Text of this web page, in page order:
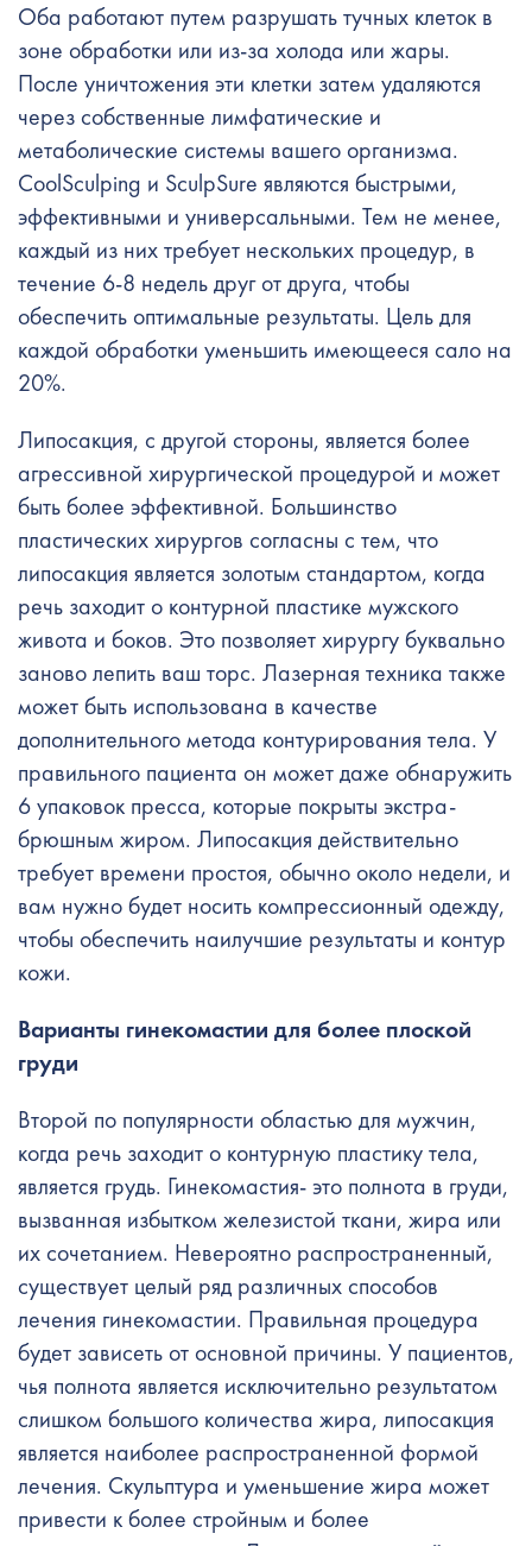
Оба работают путем разрушать тучных клеток в
зоне обработки или из-за холода или жары.
После уничтожения эти клетки затем удаляются
через собственные лимфатические и
метаболические системы вашего организма.
CoolSculping и SculpSure являются быстрыми,
эффективными и универсальными. Тем не менее,
каждый из них требует нескольких процедур, в
течение 6-8 недель друг от друга, чтобы
обеспечить оптимальные результаты. Цель для
каждой обработки уменьшить имеющееся сало на
20%.
Липосакция, с другой стороны, является более
агрессивной хирургической процедурой и может
быть более эффективной. Большинство
пластических хирургов согласны с тем, что
липосакция является золотым стандартом, когда
речь заходит о контурной пластике мужского
живота и боков. Это позволяет хирургу буквально
заново лепить ваш торс. Лазерная техника также
может быть использована в качестве
дополнительного метода контурирования тела. У
правильного пациента он может даже обнаружить
6 упаковок пресса, которые покрыты экстра-
брюшным жиром. Липосакция действительно
требует времени простоя, обычно около недели, и
вам нужно будет носить компрессионный одежду,
чтобы обеспечить наилучшие результаты и контур
кожи.
Варианты гинекомастии для более плоской
груди
Второй по популярности областью для мужчин,
когда речь заходит о контурную пластику тела,
является грудь. Гинекомастия- это полнота в груди,
вызванная избытком железистой ткани, жира или
их сочетанием. Невероятно распространенный,
существует целый ряд различных способов
лечения гинекомастии. Правильная процедура
будет зависеть от основной причины. У пациентов,
чья полнота является исключительно результатом
слишком большого количества жира, липосакция
является наиболее распространенной формой
лечения. Скульптура и уменьшение жира может
привести к более стройным и более